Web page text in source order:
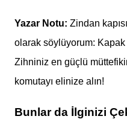
Yazar Notu: Zindan
olarak söylüyorum: Kapak
Zihniniz en güçlü
komutayı elinize alın!
Bunlar da İlginizi